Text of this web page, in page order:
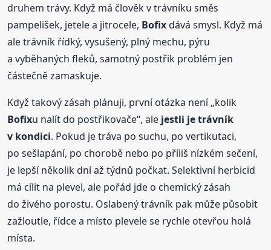
druhem trávy. Když má člověk v trávníku směs
pampelišek, jetele a jitrocele, Bofixdává smysl. Když má
ale trávník řídký, vysušený, plný mechu, pýru
a vyběhaných fleků, samotný postřik problém jen
částečně zamaskuje.
Když takový zásah plánuji, první otázka není „kolik
Bofixu nalít do postřikovače“, ale jestli je trávník
v kondici. Pokud je tráva po suchu, po vertikutaci,
po sešlapání, po chorobě nebo po příliš nízkém sečení,
je lepší několik dní až týdnů počkat. Selektivní herbicid
má cílit na plevel, ale pořád jde o chemický zásah
do živého porostu. Oslabený trávník pak může působit
zažloutle, řídce a místo plevele se rychle otevřou holá
místa.